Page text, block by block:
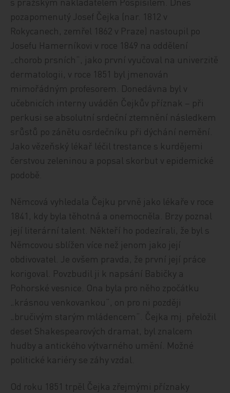
pozapomenutý Josef Čejka (nar. 1812 v
Rokycanech, zemřel 1862 v Praze) nastoupil po
Josefu Hamerníkovi v roce 1849 na oddělení
„chorob prsních“, jako první vyučoval na univerzitě
dermatologii, v roce 1851 byl jmenován
mimořádným profesorem. Donedávna byl v
učebnicích interny uváděn Čejkův příznak – při
perkusi se absolutní srdeční ztemnění následkem
srůstů po zánětu osrdečníku při dýchání nemění.
Jako vězeňský lékař léčil trestance s kurdějemi
čerstvou zeleninou a popsal skorbut v epidemické
podobě.
Němcová vyhledala Čejku prvně jako lékaře v roce
1841, kdy byla těhotná a onemocněla. Brzy poznal
její literární talent. Někteří ho podezírali, že byl s
Němcovou sblížen více než jenom jako její
obdivovatel. Je ovšem pravda, že první její práce
korigoval. Povzbudil ji k napsání Babičky a
Pohorské vesnice. Ona byla pro něho zpočátku
„krásnou venkovankou“, on pro ni později
„bručivým starým mládencem“. Čejka mj. přeložil
deset Shakespearových dramat, byl znalcem
hudby a antického výtvarného umění. Možné
politické kariéry se záhy vzdal.
Od roku 1851 trpěl Čejka zřejmými příznaky